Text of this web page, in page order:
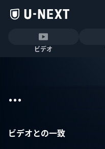
ビデオ
...
ビデオとの一致